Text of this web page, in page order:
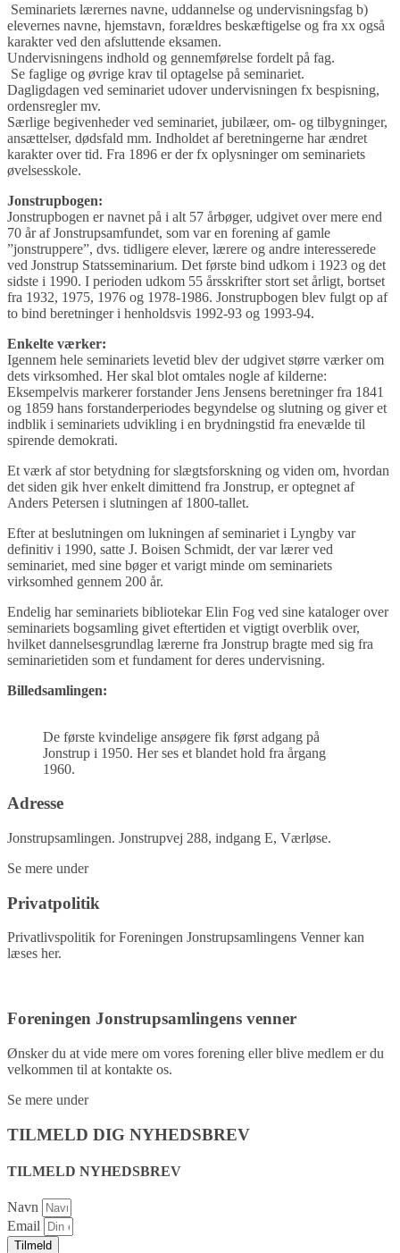
Seminariets lærernes navne, uddannelse og undervisningsfag b)
elevernes navne, hjemstavn, forældres beskæftigelse og fra xx også
karakter ved den afsluttende eksamen.
Undervisningens indhold og gennemførelse fordelt på fag.
Se faglige og øvrige krav til optagelse på seminariet.
Dagligdagen ved seminariet udover undervisningen fx bespisning,
ordensregler mv.
Særlige begivenheder ved seminariet, jubilæer, om- og tilbygninger,
ansættelser, dødsfald mm. Indholdet af beretningerne har ændret
karakter over tid. Fra 1896 er der fx oplysninger om seminariets
øvelsesskole.
Jonstrupbogen:
Jonstrupbogen er navnet på i alt 57 årbøger, udgivet over mere end
70 år af Jonstrupsamfundet, som var en forening af gamle
”jonstruppere”, dvs. tidligere elever, lærere og andre interesserede
ved Jonstrup Statsseminarium. Det første bind udkom i 1923 og det
sidste i 1990. I perioden udkom 55 årsskrifter stort set årligt, bortset
fra 1932, 1975, 1976 og 1978-1986. Jonstrupbogen blev fulgt op af
to bind beretninger i henholdsvis 1992-93 og 1993-94.
Enkelte værker:
Igennem hele seminariets levetid blev der udgivet større værker om
dets virksomhed. Her skal blot omtales nogle af kilderne:
Eksempelvis markerer forstander Jens Jensens beretninger fra 1841
og 1859 hans forstanderperiodes begyndelse og slutning og giver et
indblik i seminariets udvikling i en brydningstid fra enevælde til
spirende demokrati.
Et værk af stor betydning for slægtsforskning og viden om, hvordan
det siden gik hver enkelt dimittend fra Jonstrup, er optegnet af
Anders Petersen i slutningen af 1800-tallet.
Efter at beslutningen om lukningen af seminariet i Lyngby var
definitiv i 1990, satte J. Boisen Schmidt, der var lærer ved
seminariet, med sine bøger et varigt minde om seminariets
virksomhed gennem 200 år.
Endelig har seminariets bibliotekar Elin Fog ved sine kataloger over
seminariets bogsamling givet eftertiden et vigtigt overblik over,
hvilket dannelsesgrundlag lærerne fra Jonstrup bragte med sig fra
seminarietiden som et fundament for deres undervisning.
Billedsamlingen:
De første kvindelige ansøgere fik først adgang på
Jonstrup i 1950. Her ses et blandet hold fra årgang
1960.
Adresse
Jonstrupsamlingen. Jonstrupvej 288, indgang E, Værløse.
Se mere under
Privatpolitik
Privatlivspolitik for Foreningen Jonstrupsamlingens Venner kan
læses her.
Foreningen Jonstrupsamlingens venner
Ønsker du at vide mere om vores forening eller blive medlem er du
velkommen til at kontakte os.
Se mere under
TILMELD DIG NYHEDSBREV
TILMELD NYHEDSBREV
Navn
Email
Tilmeld